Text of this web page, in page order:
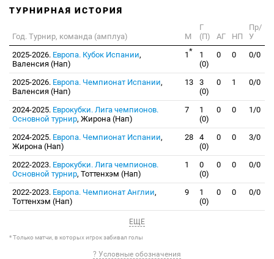
ТУРНИРНАЯ ИСТОРИЯ
Год. Турнир, команда (амплуа) М
Г
(П)
АГ НП
Пр/
У
2025-2026. Европа. Кубок Испании,
Валенсия (Нап)
1*
1
(0)
0 0 0/0
2025-2026. Европа. Чемпионат Испании,
Валенсия (Нап)
13
3
(0)
0 1 0/0
2024-2025. Еврокубки. Лига чемпионов.
Основной турнир, Жирона (Нап)
7
1
(0)
0 0 1/0
2024-2025. Европа. Чемпионат Испании,
Жирона (Нап)
28
4
(0)
0 0 3/0
2022-2023. Еврокубки. Лига чемпионов.
Основной турнир, Тоттенхэм (Нап)
1
0
(0)
0 0 0/0
2022-2023. Европа. Чемпионат Англии,
Тоттенхэм (Нап)
9
1
(0)
0 0 0/0
ЕЩЕ
* Только матчи, в которых игрок забивал голы
? Условные обозначения